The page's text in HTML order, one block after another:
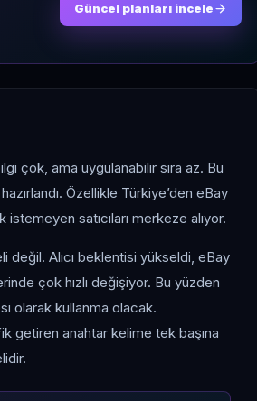
Güncel planları incele
çok, ama uygulanabilir sıra az. Bu
Özellikle Türkiye’den eBay
satıcıları merkeze alıyor.
değil. Alıcı beklentisi yükseldi, eBay
çok hızlı değişiyor. Bu yüzden
olarak kullanma olacak.
getiren anahtar kelime tek başına